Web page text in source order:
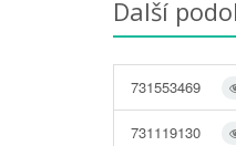
Další
731553469
731119130